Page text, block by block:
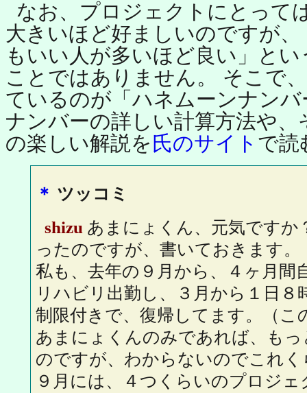
なお、プロジェクトにとって
大きいほど好ましいのですが
もいい人が多いほど良い」と
ことではありません。 そこで
ているのが「ハネムーンナン
ナンバーの詳しい計算方法や
の楽しい解説を氏のサイト で読
＊ ツッコミ
shizu あまにょくん、元気ですか
ったのですが、書いておきます。
私も、去年の９月から、４ヶ月間
リハビリ出勤し、３月から１日８
制限付きで、復帰してます。（こ
あまにょくんのみであれば、も
のですが、わからないのでこれ
９月には、４つくらいのプロジ